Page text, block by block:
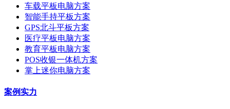
车载平板电脑方案
智能手持平板方案
GPS北斗平板方案
医疗平板电脑方案
教育平板电脑方案
POS收银一体机方案
掌上迷你电脑方案
案例实力